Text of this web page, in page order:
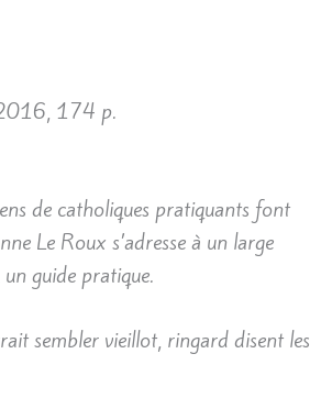
174 p.
de catholiques pratiquants font
Le Roux s’adresse à un large
guide pratique.
sembler vieillot, ringard disent les